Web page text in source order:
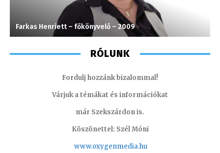
Farkas Henriett – főkönyvelő – 2009
RÓLUNK
Fordulj hozzánk bizalommal!
Várjuk a témákat és információkat
már Szekszárdon is.
Köszönettel: Szél Móni
www.oxygenmedia.hu